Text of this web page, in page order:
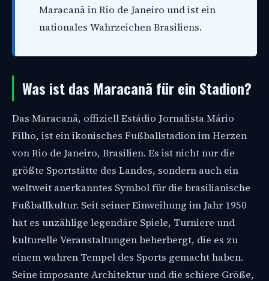
Maracanã in Rio de Janeiro und ist ein
nationales Wahrzeichen Brasiliens.
Was ist das Maracanã für ein Stadion?
Das Maracanã, offiziell Estádio Jornalista Mário
Filho, ist ein ikonisches Fußballstadion im Herzen
von Rio de Janeiro, Brasilien. Es ist nicht nur die
größte Sportstätte des Landes, sondern auch ein
weltweit anerkanntes Symbol für die brasilianische
Fußballkultur. Seit seiner Einweihung im Jahr 1950
hat es unzählige legendäre Spiele, Turniere und
kulturelle Veranstaltungen beherbergt, die es zu
einem wahren Tempel des Sports gemacht haben.
Seine imposante Architektur und die schiere Größe,